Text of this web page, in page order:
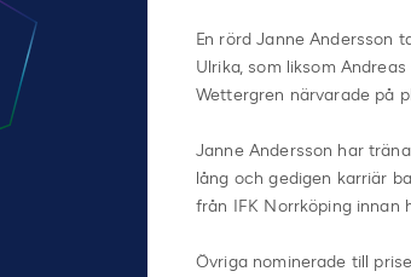
En rörd Janne Andersson
Ulrika, som liksom
Wettergren närvarade på
Janne Andersson har
lång och gedigen karriär
från IFK Norrköping innan
Övriga nominerade till